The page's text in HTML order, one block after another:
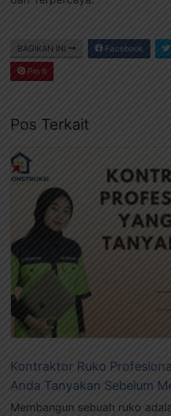
BAGIKAN INI Facebook
Pin It
Pos Terkait
Kontraktor Ruko
Anda Tanyakan Sebelum
Membangun sebuah ruko